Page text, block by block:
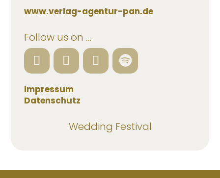
www.verlag-agentur-pan.de
Follow us on …
Impressum
Datenschutz
Wedding Festival